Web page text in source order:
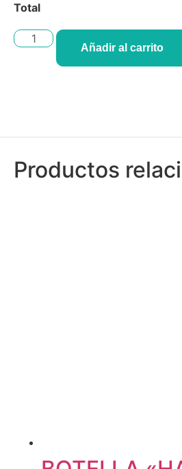
Total
Añadir al carrito
Productos